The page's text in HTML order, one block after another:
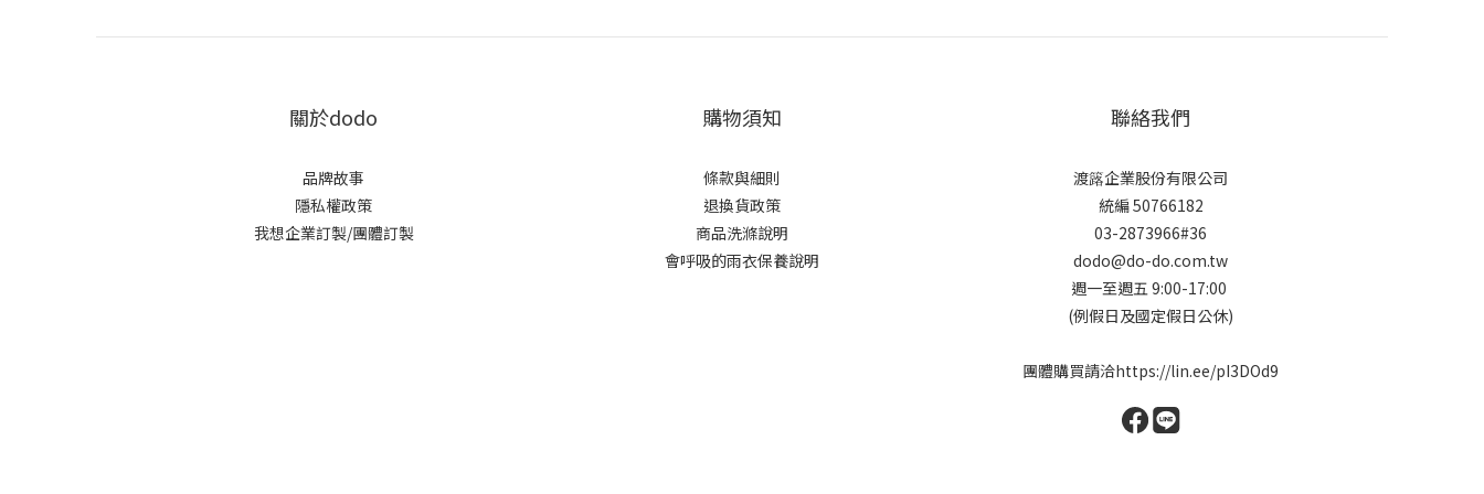
關於dodo
品牌故事
隱私權政策
我想企業訂製/團體訂製
購物須知
條款與細則
退換貨政策
商品洗滌說明
會呼吸的雨衣保養說明
聯絡我們
渡簬企業股份有限公司
統編 50766182
03-2873966#36
dodo@do-do.com.tw
週一至週五 9:00-17:00
(例假日及國定假日公休)
團體購買請洽https://lin.ee/pI3DOd9